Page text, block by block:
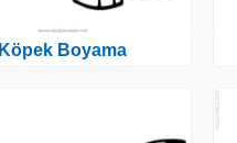
Köpek Boyama